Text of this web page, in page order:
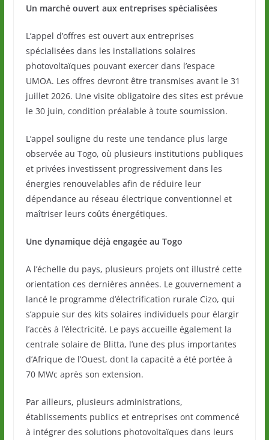
Un marché ouvert aux entreprises spécialisées
L’appel d’offres est ouvert aux entreprises
spécialisées dans les installations solaires
photovoltaïques pouvant exercer dans l’espace
UMOA. Les offres devront être transmises avant le 31
juillet 2026. Une visite obligatoire des sites est prévue
le 30 juin, condition préalable à toute soumission.
L’appel souligne du reste une tendance plus large
observée au Togo, où plusieurs institutions publiques
et privées investissent progressivement dans les
énergies renouvelables afin de réduire leur
dépendance au réseau électrique conventionnel et
maîtriser leurs coûts énergétiques.
Une dynamique déjà engagée au Togo
A l’échelle du pays, plusieurs projets ont illustré cette
orientation ces dernières années. Le gouvernement a
lancé le programme d’électrification rurale Cizo, qui
s’appuie sur des kits solaires individuels pour élargir
l’accès à l’électricité. Le pays accueille également la
centrale solaire de Blitta, l’une des plus importantes
d’Afrique de l’Ouest, dont la capacité a été portée à
70 MWc après son extension.
Par ailleurs, plusieurs administrations,
établissements publics et entreprises ont commencé
à intégrer des solutions photovoltaïques dans leurs